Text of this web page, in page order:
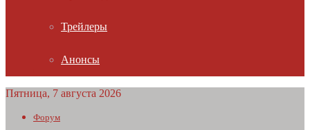
Трейлеры
Анонсы
Пятница, 7 августа 2026
Форум